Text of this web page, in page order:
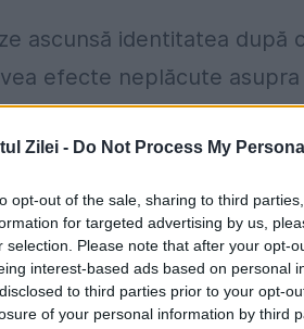
Zilei - Do Not Process My
opt-out of the sale, sharing to third
for targeted advertising by us,
selection. Please note that after your opt-
interest-based ads based on personal
to third parties prior to your opt-
of your personal information by third
ascunsă identitatea după
efecte neplăcute asupra
„scopul anonimatului era
munca unei femei,
conţine ilustraţii